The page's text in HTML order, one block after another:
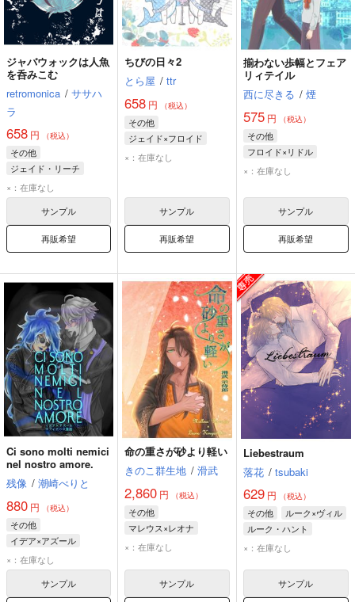
ジャバウォックは人魚
を呑みこむ
retromonica / ササハ
ラ
658 円 （税込）
その他
ジェイド・リーチ
フロイド・リーチ
アズール・アーシェングロット
×：在庫なし
サンプル
再販希望
ちびの日々2
とら屋 / ttr
658 円 （税込）
その他
ジェイド×フロイド
ジェイド・リーチ
×：在庫なし
サンプル
再販希望
揃わない歩幅とフェア
リィテイル
西に尽きる / 煙
575円 （税込）
その他
フロイド×リドル
フロイド・リーチ
×：在庫なし
サンプル
再販希望
Ci sono molti nemici
nel nostro amore.
残像 / 潮崎べりと
880 円 （税込）
その他
イデア×アズール
イデア・シュラウド
アズール・アーシェングロット
×：在庫なし
サンプル
命の重さが砂より軽い
きのこ群生地 / 滑武
2,860 円 （税込）
その他
マレウス×レオナ
レオナ・キングスカラー
×：在庫なし
サンプル
Liebestraum
落花 / tsubaki
629円 （税込）
その他
ルーク×ヴィル
ルーク・ハント
ヴィル・シェーンハイト
×：在庫なし
サンプル